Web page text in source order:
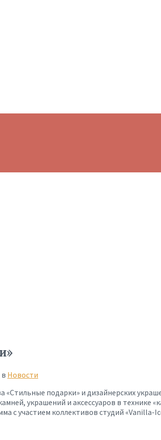
в Новости
«Стильные подарки» и дизайнерских
украшений и аксессуаров в технике
с участием коллективов студий «Vanilla-